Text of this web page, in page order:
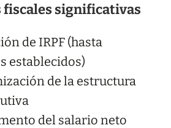
fiscales significativas
de IRPF (hasta
establecidos)
de la estructura
del salario neto